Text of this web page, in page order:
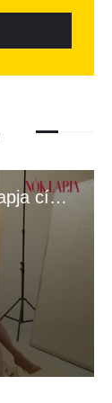
A Játékszín művésznői a Nők Lapja címlapján